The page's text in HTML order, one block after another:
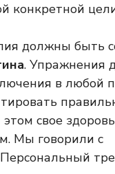
конкретной
должны быть
. Упражнения
в любой
свое
Мы говорили с
Персональный